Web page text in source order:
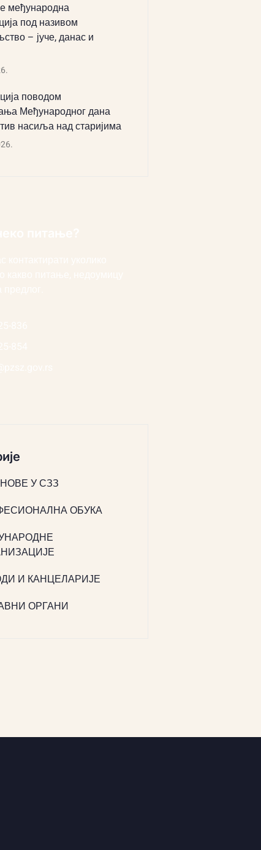
међународна
под називом
– јуче, данас и
поводом
Међународног дана
насиља над старијима
У СЗЗ
ОБУКА
И КАНЦЕЛАРИЈЕ
ОРГАНИ